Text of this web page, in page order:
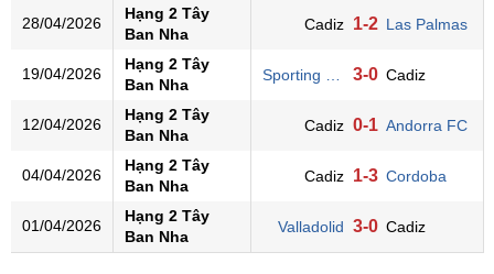
28/04/2026
Hạng 2 Tây
Ban Nha
Cadiz 1-2 Las Palmas
19/04/2026
Hạng 2 Tây
Ban Nha
3-0 Cadiz
12/04/2026
Hạng 2 Tây
Ban Nha
Cadiz 0-1 Andorra FC
04/04/2026
Hạng 2 Tây
Ban Nha
Cadiz 1-3 Cordoba
01/04/2026
Hạng 2 Tây
Ban Nha
Valladolid 3-0 Cadiz